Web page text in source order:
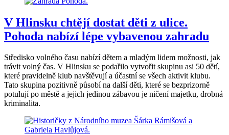
V Hlinsku chtějí dostat děti z ulice.
Pohoda nabízí lépe vybavenou zahradu
Středisko volného času nabízí dětem a mladým lidem možnosti, jak
trávit volný čas. V Hlinsku se podařilo vytvořit skupinu asi 50 dětí,
které pravidelně klub navštěvují a účastní se všech aktivit klubu.
Tato skupina pozitivně působí na další děti, které se bezprizorně
potulují po městě a jejich jedinou zábavou je ničení majetku, drobná
kriminalita.